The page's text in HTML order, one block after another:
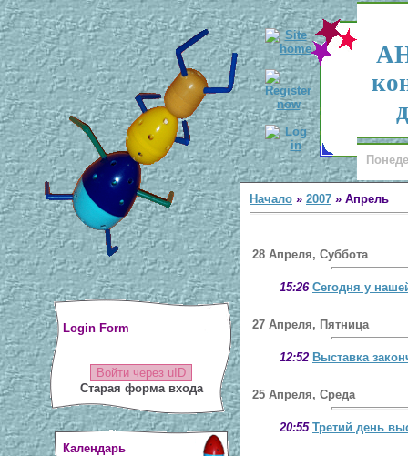
Login Form
Войти через uID
Старая форма входа
Календарь
Начало » 2007 » Апрель
28 Апреля, Суббота
15:26 Сегодня у
27 Апреля, Пятница
12:52 Выставка
25 Апреля, Среда
20:55 Третий день